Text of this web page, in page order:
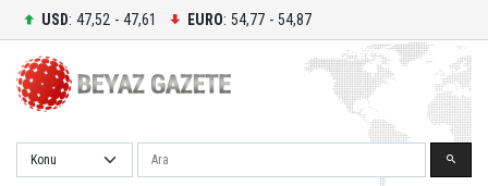
USD: 47,52 - 47,61 EURO: 54,77 - 54,87
Ara